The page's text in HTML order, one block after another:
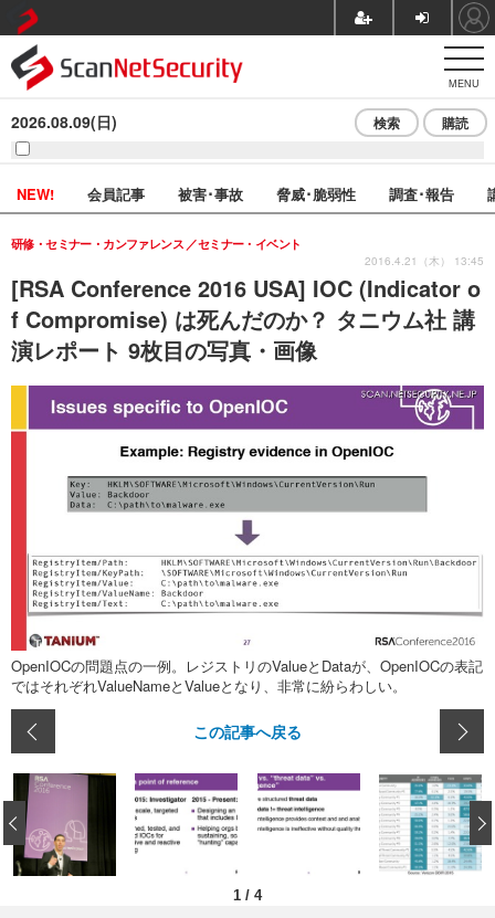
MENU
2026.08.09(日) 検索 購読
NEW! 会員記事 被害･事故 脅威･脆弱性 調査･報告
[RSA Conference 2016 USA] IOC (Indicator o
f Compromise) は死んだのか？ タニウム社 講
演レポート 9枚目の写真・画像
研修・セミナー・カンファレンス セミナー・イベント
2016.4.21（木） 13:45
OpenIOCの問題点の一例。レジストリのValueとDataが、OpenIOCの表記
ではそれぞれValueNameとValueとなり、非常に紛らわしい。
この記事へ戻る
1 / 4
‹